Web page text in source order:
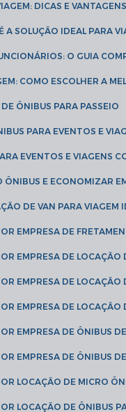
DICAS E VANTAGENS
A SOLUÇÃO IDEAL PARA
O GUIA
COMO ESCOLHER A
DE ÔNIBUS PARA PASSEIO
PARA EVENTOS E
EVENTOS E VIAGENS
ÔNIBUS E ECONOMIZAR
DE VAN PARA
EMPRESA DE
EMPRESA DE
EMPRESA DE
EMPRESA DE
EMPRESA DE ÔNIBUS
EMPRESA DE ÔNIBUS
LOCAÇÃO DE MICRO
LOCAÇÃO DE ÔNIBUS